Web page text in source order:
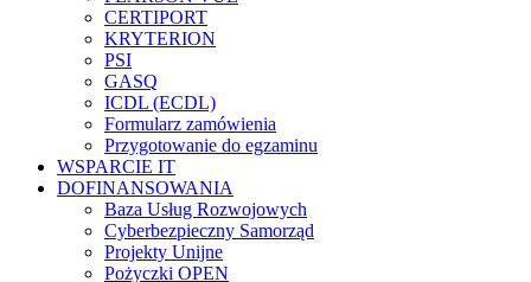
CERTIPORT
KRYTERION
PSI
GASQ
ICDL (ECDL)
Formularz zamówienia
Przygotowanie do egzaminu
WSPARCIE IT
DOFINANSOWANIA
Baza Usług Rozwojowych
Cyberbezpieczny Samorząd
Projekty Unijne
Pożyczki OPEN